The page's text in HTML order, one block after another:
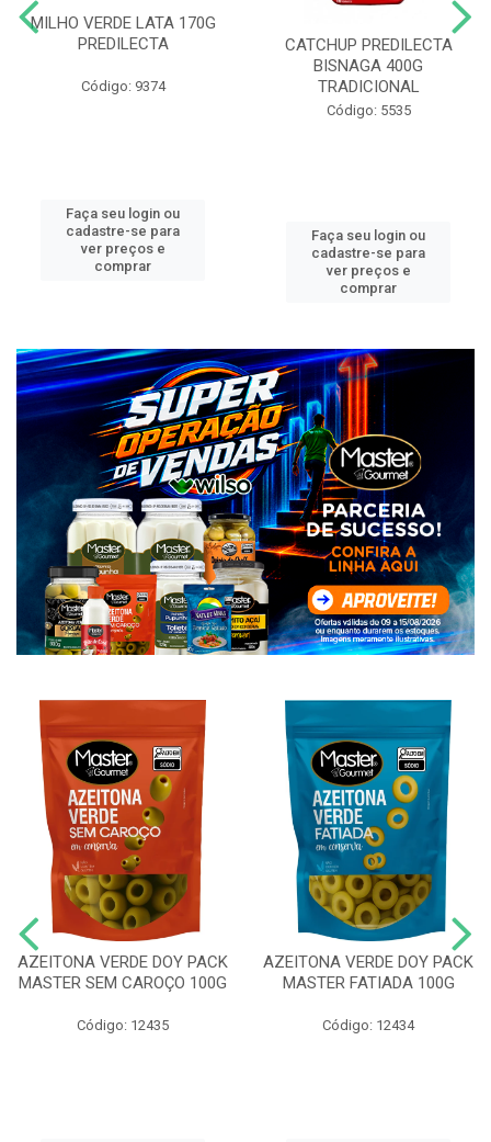
MILHO VERDE LATA 170G
PREDILECTA
Código: 9374
Faça seu login ou
cadastre-se para
ver preços e
comprar
CATCHUP PREDILECTA
BISNAGA 400G
TRADICIONAL
Código: 5535
Faça seu login ou
cadastre-se para
ver preços e
comprar
AZEITONA VERDE DOY PACK
MASTER SEM CAROÇO 100G
Código: 12435
AZEITONA VERDE DOY PACK
MASTER FATIADA 100G
Código: 12434